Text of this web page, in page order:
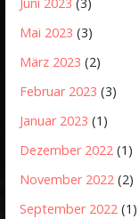
Mai 2023 (3)
März 2023 (2)
Februar 2023 (3)
Januar 2023 (1)
Dezember 2022 (1)
November 2022 (2)
September 2022 (1)